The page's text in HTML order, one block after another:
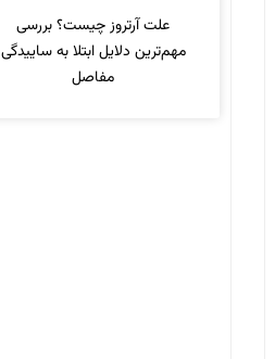
علت آرتروز چیست؟ بررسی
مهم‌ترین دلایل ابتلا به ساییدگی
مفاصل